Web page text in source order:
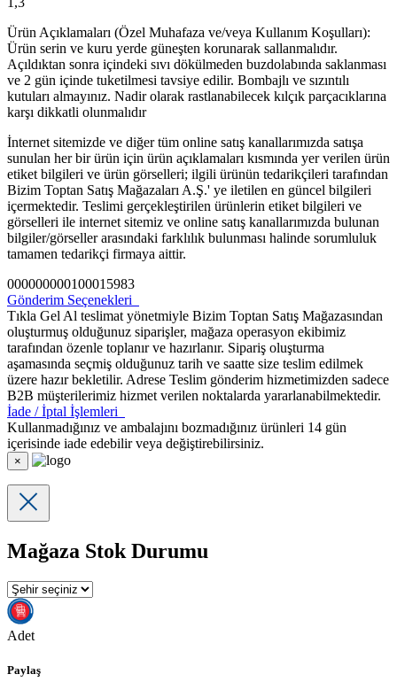
Ürün Açıklamaları (Özel Muhafaza ve/veya Kullanım Koşulları):
Ürün serin ve kuru yerde güneşten korunarak sallanmalıdır.
Açıldıktan sonra içindeki sıvı dökülmeden buzdolabında saklanması
ve 2 gün içinde tuketilmesi tavsiye edilir. Bombajlı ve sızıntılı
kutuları almayınız. Nadir olarak rastlanabilecek kılçık parçacıklarına
karşı dikkatli olunmalıdır
İnternet sitemizde ve diğer tüm online satış kanallarımızda satışa
sunulan her bir ürün için ürün açıklamaları kısmında yer verilen ürün
etiket bilgileri ve ürün görselleri; ilgili ürünün tedarikçileri tarafından
Bizim Toptan Satış Mağazaları A.Ş.' ye iletilen en güncel bilgileri
içermektedir. Teslimi gerçekleştirilen ürünlerin etiket bilgileri ve
görselleri ile internet sitemiz ve online satış kanallarımızda bulunan
bilgiler/görseller arasındaki farklılık bulunması halinde sorumluluk
tamamen tedarikçi firmaya aittir.
000000000100015983
Gönderim Seçenekleri
Tıkla Gel Al teslimat yönetmiyle Bizim Toptan Satış Mağazasından
oluşturmuş olduğunuz siparişler, mağaza operasyon ekibimiz
tarafından özenle toplanır ve hazırlanır. Sipariş oluşturma
aşamasında seçmiş olduğunuz tarih ve saatte size teslim edilmek
üzere hazır bekletilir. Adrese Teslim gönderim hizmetimizden sadece
B2B müşterilerimiz hizmet verilen noktalarda yararlanabilmektedir.
İade / İptal İşlemleri
Kullanmadığınız ve ambalajını bozmadığınız ürünleri 14 gün
içerisinde iade edebilir veya değiştirebilirsiniz.
×
Mağaza Stok Durumu
Adet
Paylaş